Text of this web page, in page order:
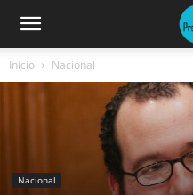
Início Nacional
Nacional